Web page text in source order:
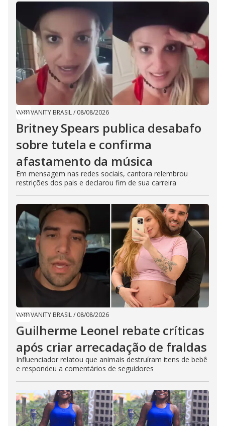
VANITY BRASIL/ 08/08/2026
Britney Spears publica desabafo
sobre tutela e confirma
afastamento da música
Em mensagem nas redes sociais, cantora relembrou
restrições dos pais e declarou fim de sua carreira
VANITY BRASIL/ 08/08/2026
Guilherme Leonel rebate críticas
após criar arrecadação de fraldas
Influenciador relatou que animais destruíram itens de bebê
e respondeu a comentários de seguidores